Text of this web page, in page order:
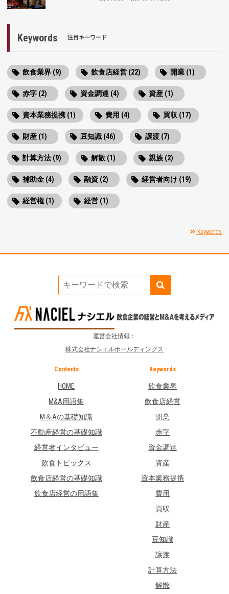
Keywords 注目キーワード
飲食業界 (9) 飲食店経営 (22) 開業 (1)
赤字 (2) 資金調達 (4) 資産 (1)
資本業務提携 (1) 費用 (4) 買収 (17)
財産 (1) 豆知識 (46) 譲渡 (7)
計算方法 (9) 解散 (1) 親族 (2)
補助金 (4) 融資 (2) 経営者向け (19)
経営権 (1) 経営 (1)
Keywords
運営会社情報：
株式会社ナシエルホールディングス
Contents
HOME
M&A用語集
M＆Aの基礎知識
不動産経営の基礎知識
経営者インタビュー
飲食トピックス
飲食店経営の基礎知識
飲食店経営の用語集
Keywords
飲食業界
飲食店経営
開業
赤字
資金調達
資産
資本業務提携
費用
買収
財産
豆知識
譲渡
計算方法
解散